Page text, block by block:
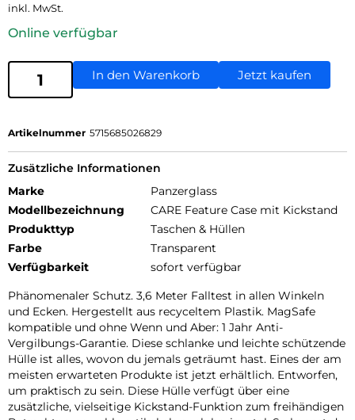
inkl. MwSt.
Online verfügbar
In den Warenkorb Jetzt kaufen
Artikelnummer 5715685026829
Zusätzliche Informationen
Marke
Panzerglass
Modellbezeichnung
CARE Feature Case mit Kickstand
Produkttyp
Taschen & Hüllen
Farbe
Transparent
Verfügbarkeit
sofort verfügbar
Phänomenaler Schutz. 3,6 Meter Falltest in allen Winkeln
und Ecken. Hergestellt aus recyceltem Plastik. MagSafe
kompatible und ohne Wenn und Aber: 1 Jahr Anti-
Vergilbungs-Garantie. Diese schlanke und leichte schützende
Hülle ist alles, wovon du jemals geträumt hast. Eines der am
meisten erwarteten Produkte ist jetzt erhältlich. Entworfen,
um praktisch zu sein. Diese Hülle verfügt über eine
zusätzliche, vielseitige Kickstand-Funktion zum freihändigen